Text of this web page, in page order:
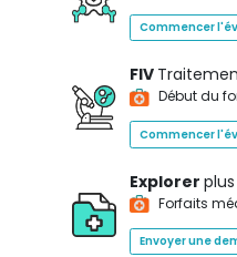
Commencer
FIV
Début du
Commencer
Explorer plus
Forfaits
Envoyer une